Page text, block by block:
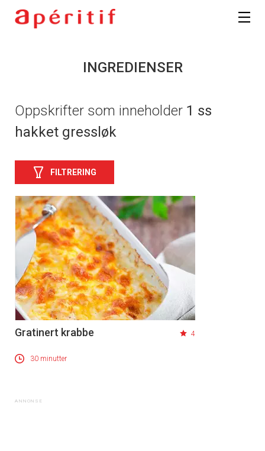
INGREDIENSER
Oppskrifter som inneholder 1 ss
hakket gressløk
FILTRERING
Gratinert krabbe 4
30 minutter